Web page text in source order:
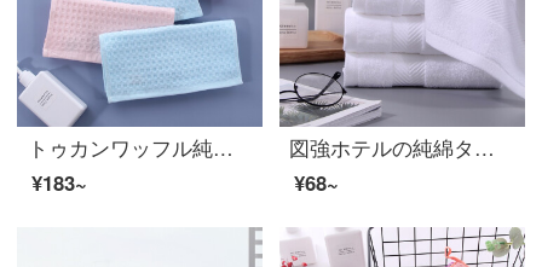
トゥカンワッフル純綿ガーゼタオル4枚子供用タオル4枚入り全綿漫画吸水ティッシュ2+青2*50 cm
¥183~
図強ホテルの純綿タオルのシングルサイズは白で、大人は綿を厚くして、恋人同士の顔を洗ってタオルをカスタマイズすることができます。
¥68~